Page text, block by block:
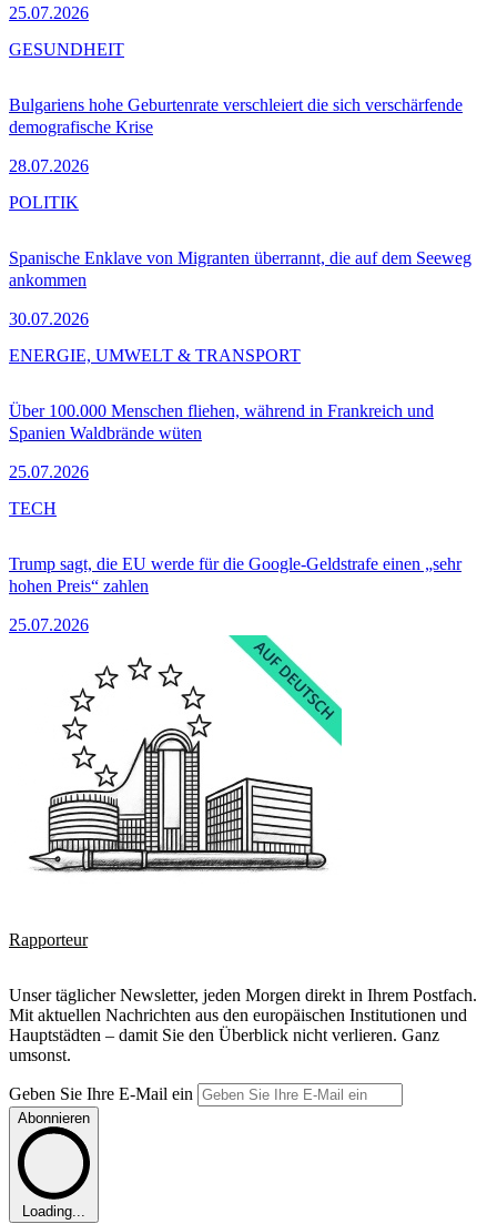
25.07.2026
Bulgariens hohe Geburtenrate verschleiert die sich verschärfende
demografische Krise
28.07.2026
GESUNDHEIT
Spanische Enklave von Migranten überrannt, die auf dem Seeweg
ankommen
30.07.2026
POLITIK
Über 100.000 Menschen fliehen, während in Frankreich und
Spanien Waldbrände wüten
25.07.2026
ENERGIE, UMWELT & TRANSPORT
Trump sagt, die EU werde für die Google-Geldstrafe einen „sehr
hohen Preis“ zahlen
25.07.2026
TECH
Rapporteur
Unser täglicher Newsletter, jeden Morgen direkt in Ihrem Postfach.
Mit aktuellen Nachrichten aus den europäischen Institutionen und
Hauptstädten – damit Sie den Überblick nicht verlieren. Ganz
umsonst.
Geben Sie Ihre E-Mail ein
Abonnieren
Loading...